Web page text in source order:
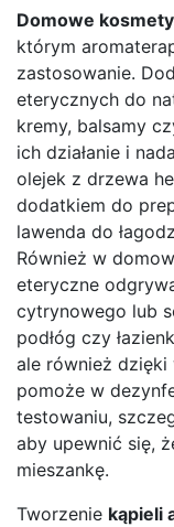
Domowe
którym
zastosowanie.
eterycznych do
kremy, balsamy
ich działanie i
olejek z drzewa
dodatkiem do
lawenda do
Również w
eteryczne
cytrynowego lub
podłóg czy
ale również dzięki
pomoże w
testowaniu,
aby upewnić się,
mieszankę.
Tworzenie kąpieli